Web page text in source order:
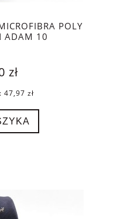
POLY
ADAM 10
zł
47,97 zł